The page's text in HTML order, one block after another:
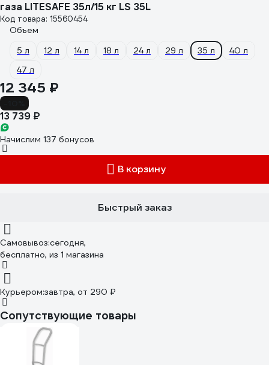
газа LITESAFE 35л/15 кг LS 35L
Код товара: 15560454
Объем
5 л
12 л 14 л 18 л 24 л 29 л 35 л
40 л
47 л
12 345 ₽
13 739 ₽
Начислим 137 бонусов
В корзину
Быстрый заказ
Самовывоз:сегодня,
бесплатно, из 1 магазина
Курьером:завтра, от 290 ₽
Сопутствующие товары